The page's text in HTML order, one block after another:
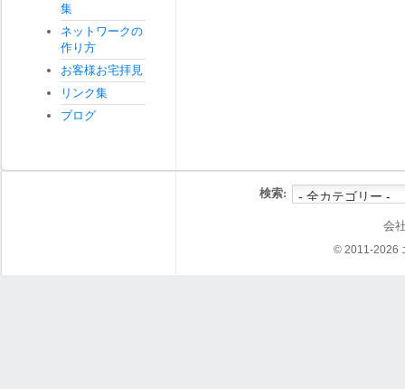
集
ネットワークの
作り方
お客様お宅拝見
リンク集
ブログ
検索:
会
© 2011-2026